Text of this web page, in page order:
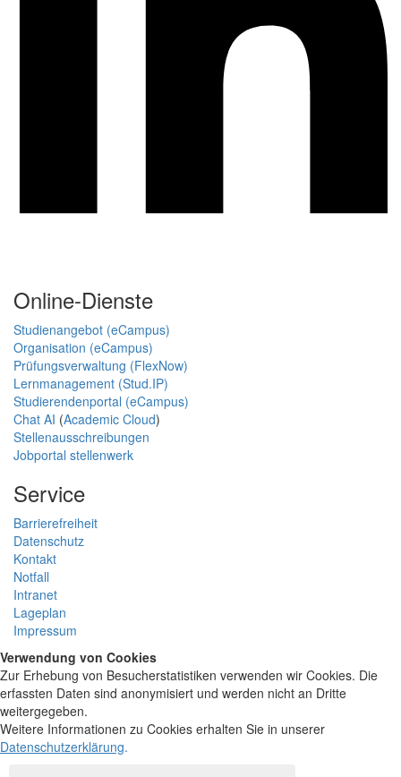
Online-Dienste
Studienangebot (eCampus)
Organisation (eCampus)
Prüfungsverwaltung (FlexNow)
Lernmanagement (Stud.IP)
Studierendenportal (eCampus)
Chat AI (Academic Cloud)
Stellenausschreibungen
Jobportal stellenwerk
Service
Barrierefreiheit
Datenschutz
Kontakt
Notfall
Intranet
Lageplan
Impressum
Verwendung von Cookies
Zur Erhebung von Besucherstatistiken verwenden wir Cookies. Die
erfassten Daten sind anonymisiert und werden nicht an Dritte
weitergegeben.
Weitere Informationen zu Cookies erhalten Sie in unserer
Datenschutzerklärung.